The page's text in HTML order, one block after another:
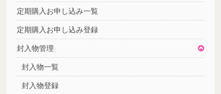
定期購入お申し込み一覧
定期購入お申し込み登録
封入物管理
封入物一覧
封入物登録